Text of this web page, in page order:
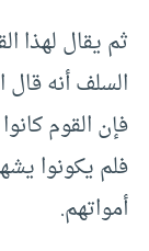
ثم يقال لهذا
السلف أنه
فإن القوم
فلم يكونوا
أمواتهم.